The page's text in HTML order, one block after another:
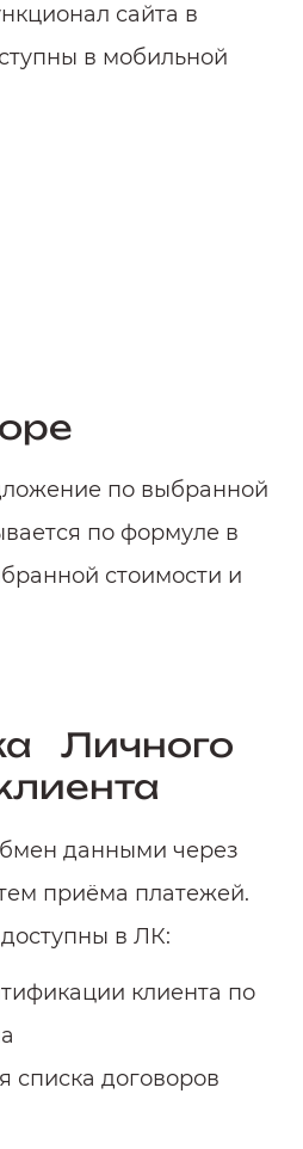
сайта в
в мобильной
по выбранной
по формуле в
стоимости и
Личного
данными через
приёма платежей.
в ЛК:
клиента по
списка договоров